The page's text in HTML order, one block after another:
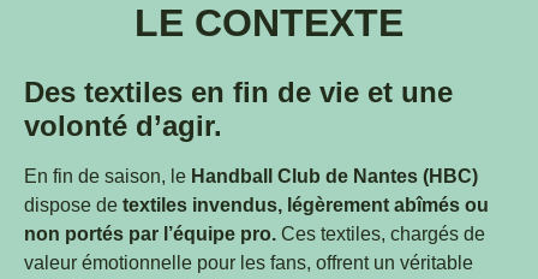
LE CONTEXTE
Des textiles en fin de vie et une
volonté d’agir.
En fin de saison, le Handball Club de Nantes (HBC)
dispose de textiles invendus, légèrement abîmés ou
non portés par l’équipe pro. Ces textiles, chargés de
valeur émotionnelle pour les fans, offrent un véritable